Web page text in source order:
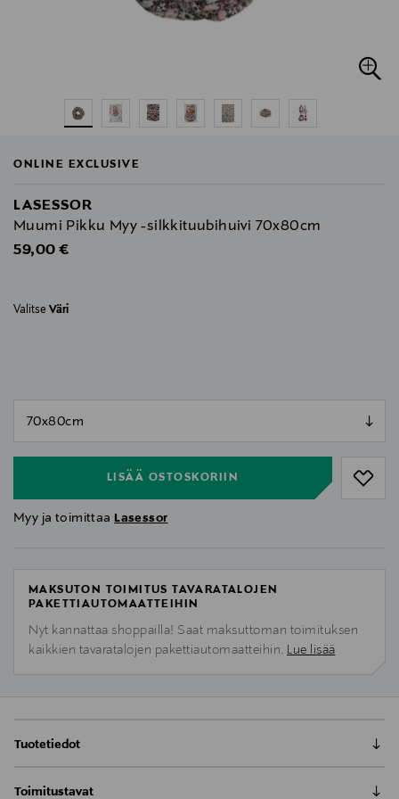
ONLINE EXCLUSIVE
LASESSOR
Muumi Pikku Myy -silkkituubihuivi 70x80cm
Original Price
59,00 €
Valitse Väri
LISÄÄ OSTOSKORIIN
Myy ja toimittaa Lasessor
MAKSUTON TOIMITUS TAVARATALOJEN
PAKETTIAUTOMAATTEIHIN
Nyt kannattaa shoppailla! Saat maksuttoman toimituksen
kaikkien tavaratalojen pakettiautomaatteihin. Lue lisää
Tuotetiedot
Silkkituubihuivi kukkaniitystä sekä Pikku Myystä
Toimitustavat